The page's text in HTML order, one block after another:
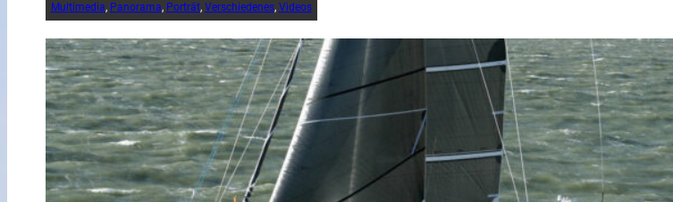
Multimedia, Panorama, Porträt, Verschiedenes, Videos